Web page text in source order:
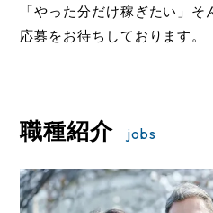
「やった分だけ稼ぎたい」 そ
応募をお待ちしております。
職種紹介 jobs